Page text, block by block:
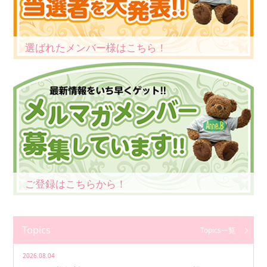
選ばれたメンバー様はこちら！
ご登録はこちらから！
Topics Topics一覧
2026.08.04